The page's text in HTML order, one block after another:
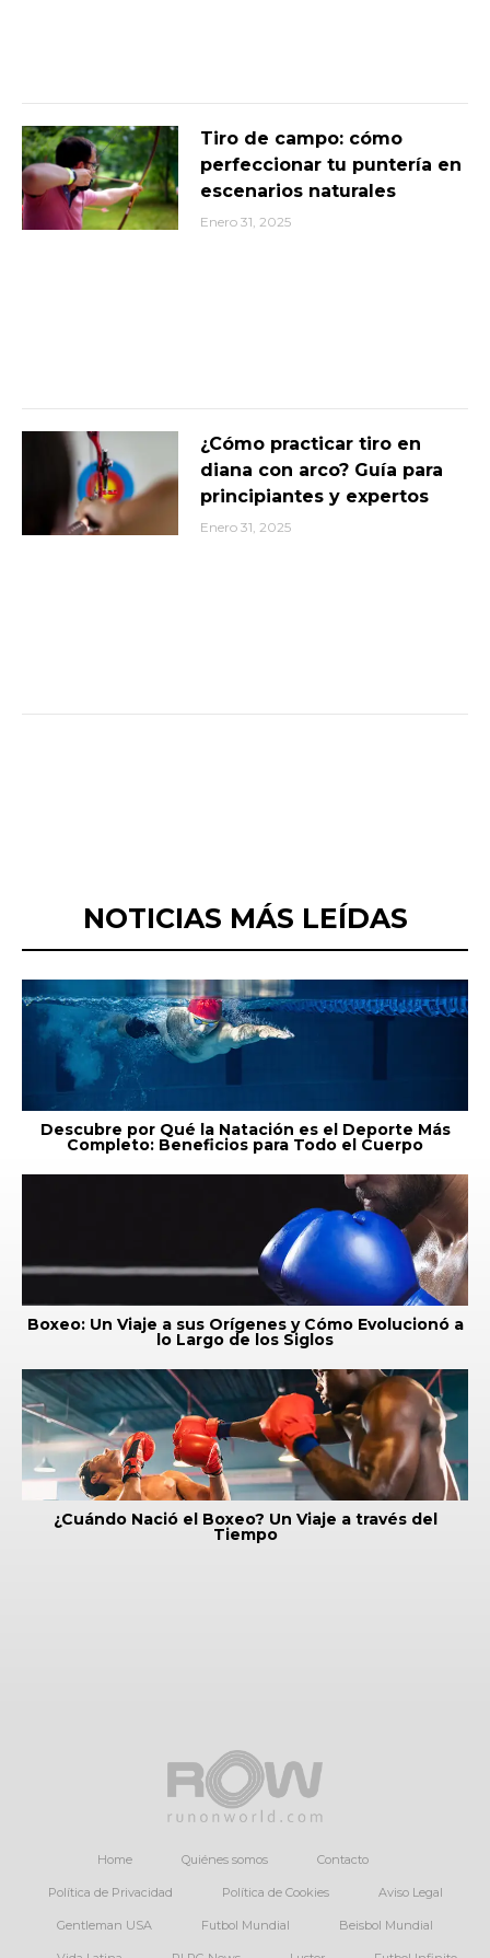
Tiro de campo: cómo
perfeccionar tu puntería en
escenarios naturales
Enero 31, 2025
¿Cómo practicar tiro en
diana con arco? Guía para
principiantes y expertos
Enero 31, 2025
NOTICIAS MÁS LEÍDAS
Descubre por Qué la Natación es el Deporte Más
Completo: Beneficios para Todo el Cuerpo
Boxeo: Un Viaje a sus Orígenes y Cómo Evolucionó a
lo Largo de los Siglos
¿Cuándo Nació el Boxeo? Un Viaje a través del
Tiempo
Home Quiénes somos Contacto
Política de Privacidad Política de Cookies Aviso Legal
Gentleman USA Futbol Mundial Beisbol Mundial